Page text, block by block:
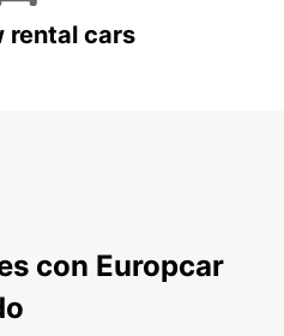
rental cars
con Europcar